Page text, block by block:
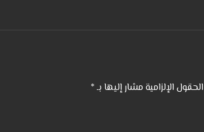
الحقول الإلزامية مشار إليها بـ*